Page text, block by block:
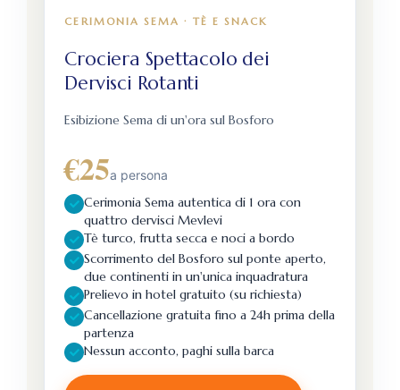
CERIMONIA SEMA · TÈ E SNACK
Crociera Spettacolo dei
Dervisci Rotanti
Esibizione Sema di un'ora sul Bosforo
€25a persona
Cerimonia Sema autentica di 1 ora con
quattro dervisci Mevlevi
Tè turco, frutta secca e noci a bordo
Scorrimento del Bosforo sul ponte aperto,
due continenti in un'unica inquadratura
Prelievo in hotel gratuito (su richiesta)
Cancellazione gratuita fino a 24h prima della
partenza
Nessun acconto, paghi sulla barca